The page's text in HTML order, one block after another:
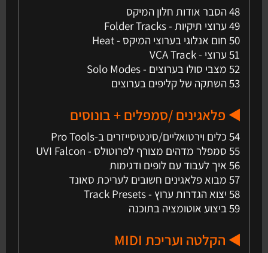
48 הסבר אודות חלון המיקס
49 ערוצי תיקיות - Folder Tracks
50 חום אנלוגי בערוצי המיקס - Heat
51 ערוצי - VCA Track
52 מצבי סולו בערוצים - Solo Modes
53 השתקה של קליפים בערוצים
◀️ פלאגינים /סמפלים + בונוסים
54 כלים וירטואליים/סינטיסייזרים ב-Pro Tools
55 סמפלר מדהים מצורף לפרוטולס - UVI Falcon
56 איך לעבוד עם לופים ודגימות
57 מבוא פלאגינים חשובים לעריכת סאונד
58 יצוא הגדרות ערוץ - Track Presets
59 ביצוע אוטומציה בתוכנה
◀️ הקלטה ועריכת MIDI